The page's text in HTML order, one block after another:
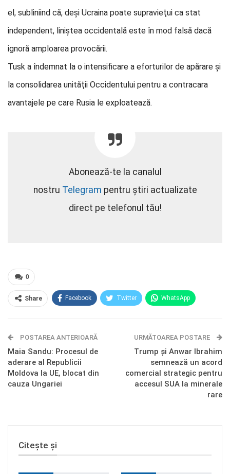
el, subliniind că, deşi Ucraina poate supravieţui ca stat
independent, liniştea occidentală este în mod falsă dacă
ignoră amploarea provocării.
Tusk a îndemnat la o intensificare a eforturilor de apărare şi
la consolidarea unităţii Occidentului pentru a contracara
avantajele pe care Rusia le exploatează.
Abonează-te la canalul
nostru Telegram pentru știri actualizate
direct pe telefonul tău!
0
Share Facebook Twitter WhatsApp
Telegram OK.ru
POSTAREA ANTERIOARĂ
Maia Sandu: Procesul de
aderare al Republicii
Moldova la UE, blocat din
cauza Ungariei
URMĂTOAREA POSTARE
Trump și Anwar Ibrahim
semnează un acord
comercial strategic pentru
accesul SUA la minerale
rare
Citește și